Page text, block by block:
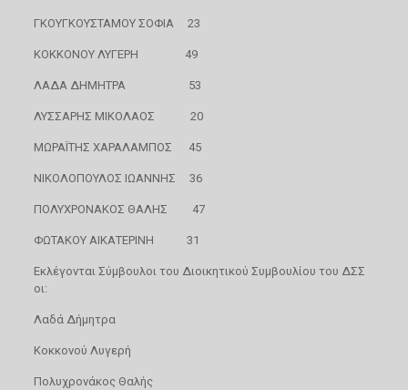
ΓΚΟΥΓΚΟΥΣΤΑΜΟΥ ΣΟΦΙΑ 23
ΚΟΚΚΟΝΟΥ ΛΥΓΕΡΗ 49
ΛΑΔΑ ΔΗΜΗΤΡΑ 53
ΛΥΣΣΑΡΗΣ ΜΙΚΟΛΑΟΣ 20
ΜΩΡΑΪΤΗΣ ΧΑΡΑΛΑΜΠΟΣ 45
ΝΙΚΟΛΟΠΟΥΛΟΣ ΙΩΑΝΝΗΣ 36
ΠΟΛΥΧΡΟΝΑΚΟΣ ΘΑΛΗΣ 47
ΦΩΤΑΚΟΥ ΑΙΚΑΤΕΡΙΝΗ 31
Εκλέγονται Σύμβουλοι του Διοικητικού Συμβουλίου του ΔΣΣ
οι:
Λαδά Δήμητρα
Κοκκονού Λυγερή
Πολυχρονάκος Θαλής